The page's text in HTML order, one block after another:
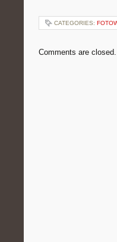
CATEGORIES:
Comments are closed.